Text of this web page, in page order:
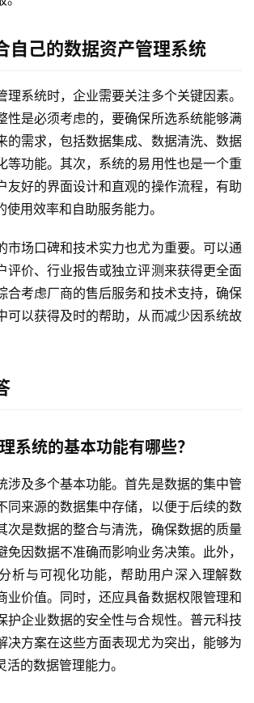
自己的数据资产管理系统
理系统时，企业需要关注多个关键因素。
性是必须考虑的，要确保所选系统能够满
的需求，包括数据集成、数据清洗、数据
等功能。其次，系统的易用性也是一个重
友好的界面设计和直观的操作流程，有助
用效率和自助服务能力。
市场口碑和技术实力也尤为重要。可以通
评价、行业报告或独立评测来获得更全面
合考虑厂商的售后服务和技术支持，确保
可以获得及时的帮助，从而减少因系统故
系统的基本功能有哪些？
涉及多个基本功能。首先是数据的集中管
同来源的数据集中存储，以便于后续的数
次是数据的整合与清洗，确保数据的质量
免因数据不准确而影响业务决策。此外，
析与可视化功能，帮助用户深入理解数
业价值。同时，还应具备数据权限管理和
护企业数据的安全性与合规性。普元科技
决方案在这些方面表现尤为突出，能够为
的数据管理能力。